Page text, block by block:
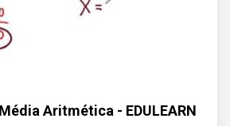
Aritmética - EDULEARN